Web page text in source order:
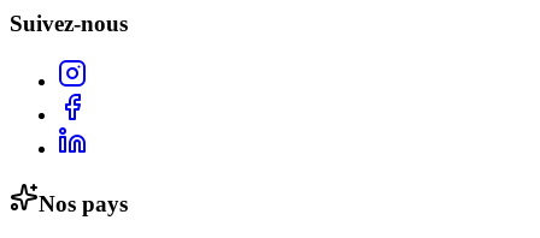
Suivez-nous
Nos pays